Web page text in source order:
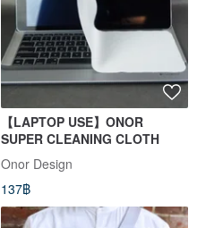
【LAPTOP USE】ONOR
SUPER CLEANING CLOTH
Onor Design
137฿